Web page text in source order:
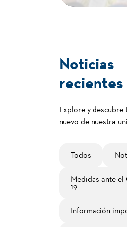
CUE
Noticias
recientes
Explore y descubre
nuevo de nuestra
Todos
Medidas ante el
19
Información